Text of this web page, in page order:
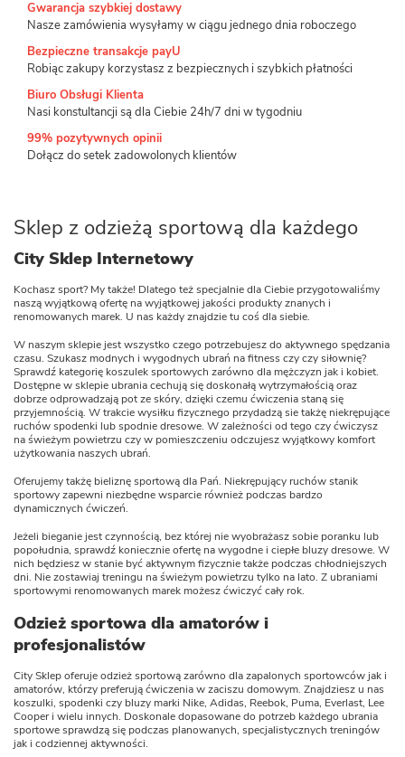
Gwarancja szybkiej dostawy
Nasze zamówienia wysyłamy w ciągu jednego dnia roboczego
Bezpieczne transakcje payU
Robiąc zakupy korzystasz z bezpiecznych i szybkich płatności
Biuro Obsługi Klienta
Nasi konstultancji są dla Ciebie 24h/7 dni w tygodniu
99% pozytywnych opinii
Dołącz do setek zadowolonych klientów
Sklep z odzieżą sportową dla każdego
City Sklep Internetowy
Kochasz sport? My także! Dlatego też specjalnie dla Ciebie przygotowaliśmy
naszą wyjątkową ofertę na wyjątkowej jakości produkty znanych i
renomowanych marek. U nas każdy znajdzie tu coś dla siebie.
W naszym sklepie jest wszystko czego potrzebujesz do aktywnego spędzania
czasu. Szukasz modnych i wygodnych ubrań na fitness czy czy siłownię?
Sprawdź kategorię koszulek sportowych zarówno dla mężczyzn jak i kobiet.
Dostępne w sklepie ubrania cechują się doskonałą wytrzymałością oraz
dobrze odprowadzają pot ze skóry, dzięki czemu ćwiczenia staną się
przyjemnością. W trakcie wysiłku fizycznego przydadzą sie takżę niekrępujące
ruchów spodenki lub spodnie dresowe. W zależności od tego czy ćwiczysz
na świeżym powietrzu czy w pomieszczeniu odczujesz wyjątkowy komfort
użytkowania naszych ubrań.
Oferujemy takżę bieliznę sportową dla Pań. Niekrępujący ruchów stanik
sportowy zapewni niezbędne wsparcie również podczas bardzo
dynamicznych ćwiczeń.
Jeżeli bieganie jest czynnością, bez której nie wyobrażasz sobie poranku lub
popołudnia, sprawdź koniecznie ofertę na wygodne i ciepłe bluzy dresowe. W
nich będziesz w stanie być aktywnym fizycznie także podczas chłodniejszych
dni. Nie zostawiaj treningu na świeżym powietrzu tylko na lato. Z ubraniami
sportowymi renomowanych marek możesz ćwiczyć cały rok.
Odzież sportowa dla amatorów i
profesjonalistów
City Sklep oferuje odzież sportową zarówno dla zapalonych sportowców jak i
amatorów, którzy preferują ćwiczenia w zaciszu domowym. Znajdziesz u nas
koszulki, spodenki czy bluzy marki Nike, Adidas, Reebok, Puma, Everlast, Lee
Cooper i wielu innych. Doskonale dopasowane do potrzeb każdego ubrania
sportowe sprawdzą się podczas planowanych, specjalistycznych treningów
jak i codziennej aktywności.